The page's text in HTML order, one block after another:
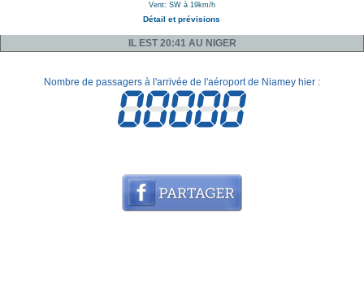
Vent: SW à 19km/h
Détail et prévisions
IL EST 20:41 AU NIGER
Nombre de passagers à l'arrivée de l'aéroport de Niamey hier :